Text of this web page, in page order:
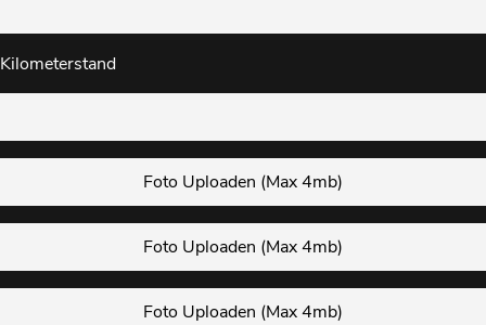
Kilometerstand
Foto Uploaden (Max 4mb)
Foto Uploaden (Max 4mb)
Foto Uploaden (Max 4mb)